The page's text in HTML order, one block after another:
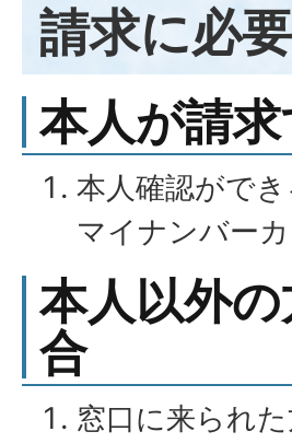
請求に必
本人が請
本人確認がで
マイナンバー
本人以外
合
窓口に来られ